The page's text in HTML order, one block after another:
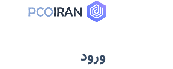
ورود